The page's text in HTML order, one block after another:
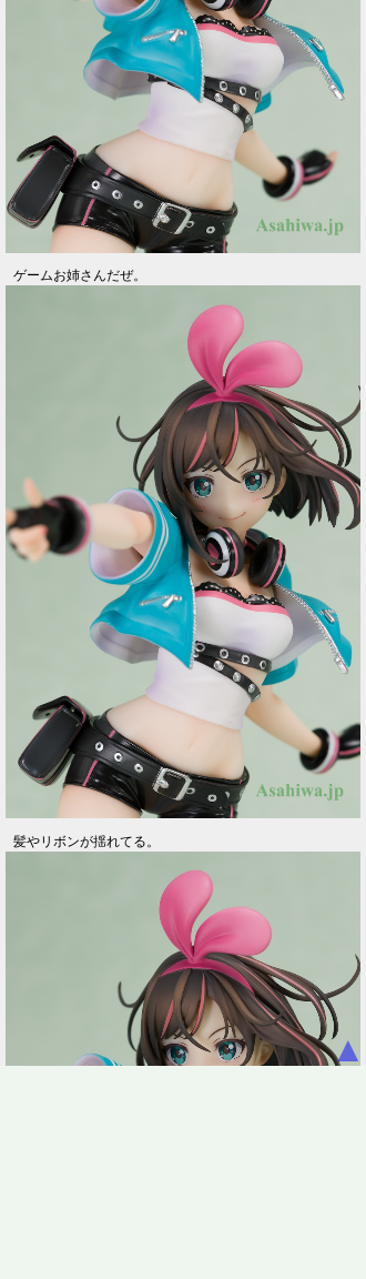
ゲームお姉さんだぜ。
髪やリボンが揺れてる。
▲